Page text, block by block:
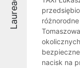
Laureaci
nacisk na